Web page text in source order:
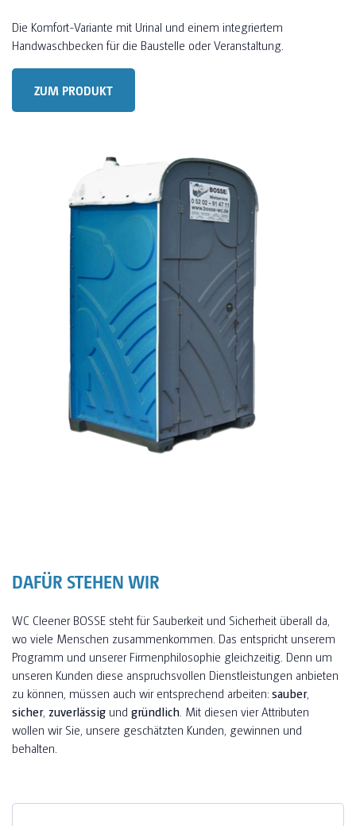
Die Komfort-Variante mit Urinal und einem integriertem
Handwaschbecken für die Baustelle oder Veranstaltung.
ZUM PRODUKT
DAFÜR STEHEN WIR
WC Cleener BOSSE steht für Sauberkeit und Sicherheit überall da,
wo viele Menschen zusammenkommen. Das entspricht unserem
Programm und unserer Firmenphilosophie gleichzeitig. Denn um
unseren Kunden diese anspruchsvollen Dienstleistungen anbieten
zu können, müssen auch wir entsprechend arbeiten:sauber,
sicher, zuverlässig und gründlich . Mit diesen vier Attributen
wollen wir Sie, unsere geschätzten Kunden, gewinnen und
behalten.